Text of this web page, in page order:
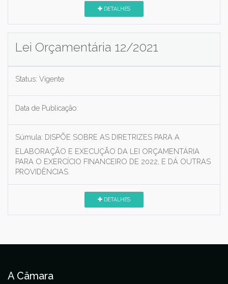
DETALHES
Lei Orçamentária 12/2021
Status: Vigente
Data de Publicação:
Súmula: DISPÕE SOBRE AS DIRETRIZES PARA A
ELABORAÇÃO E EXECUÇÃO DA LEI ORÇAMENTÁRIA
PARA O EXERCÍCIO FINANCEIRO DE 2022, E DÁ OUTRAS
PROVIDÊNCIAS.
DETALHES
A Câmara